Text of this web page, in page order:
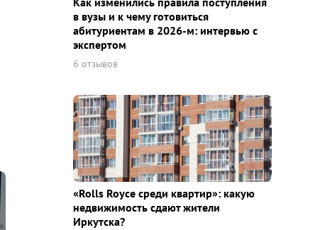
в вузы и к чему готовиться
абитуриентам в 2026-м: интервью с
экспертом
6 отзывов
«Rolls Royce среди квaртир»: какую
недвижимость сдают жители
Иркутска?